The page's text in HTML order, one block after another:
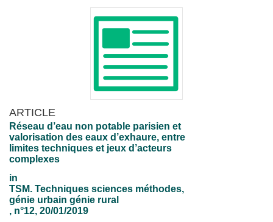
ARTICLE
Réseau d’eau non potable parisien et
valorisation des eaux d’exhaure, entre
limites techniques et jeux d’acteurs
complexes
in
TSM. Techniques sciences méthodes,
génie urbain génie rural
, n°12, 20/01/2019